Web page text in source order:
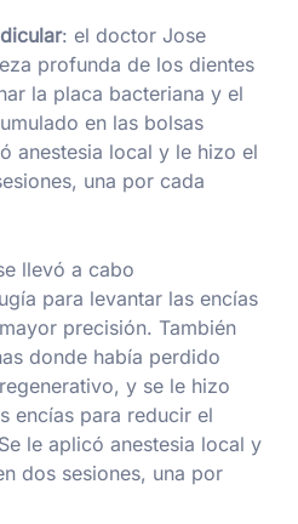
: el doctor Jose
profunda de los dientes
la placa bacteriana y el
en las bolsas
anestesia local y le hizo el
una por cada
llevó a cabo
para levantar las encías
precisión. También
donde había perdido
y se le hizo
encías para reducir el
le aplicó anestesia local y
dos sesiones, una por